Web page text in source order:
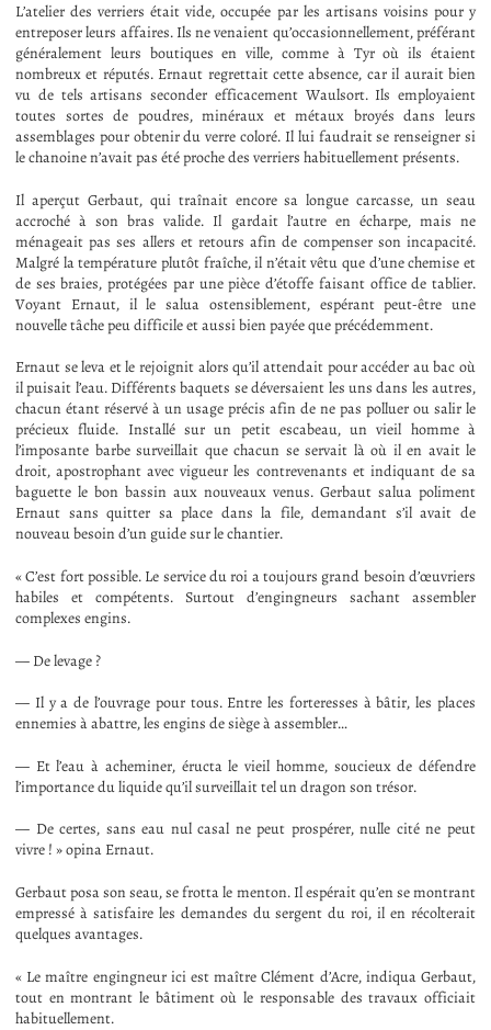
L’atelier des verriers était vide, occupée par les artisans voisins pour y
entreposer leurs affaires. Ils ne venaient qu’occasionnellement, préférant
généralement leurs boutiques en ville, comme à Tyr où ils étaient
nombreux et réputés. Ernaut regrettait cette absence, car il aurait bien
vu de tels artisans seconder efficacement Waulsort. Ils employaient
toutes sortes de poudres, minéraux et métaux broyés dans leurs
assemblages pour obtenir du verre coloré. Il lui faudrait se renseigner si
le chanoine n’avait pas été proche des verriers habituellement présents.
Il aperçut Gerbaut, qui traînait encore sa longue carcasse, un seau
accroché à son bras valide. Il gardait l’autre en écharpe, mais ne
ménageait pas ses allers et retours afin de compenser son incapacité.
Malgré la température plutôt fraîche, il n’était vêtu que d’une chemise et
de ses braies, protégées par une pièce d’étoffe faisant office de tablier.
Voyant Ernaut, il le salua ostensiblement, espérant peut-être une
nouvelle tâche peu difficile et aussi bien payée que précédemment.
Ernaut se leva et le rejoignit alors qu’il attendait pour accéder au bac où
il puisait l’eau. Différents baquets se déversaient les uns dans les autres,
chacun étant réservé à un usage précis afin de ne pas polluer ou salir le
précieux fluide. Installé sur un petit escabeau, un vieil homme à
l’imposante barbe surveillait que chacun se servait là où il en avait le
droit, apostrophant avec vigueur les contrevenants et indiquant de sa
baguette le bon bassin aux nouveaux venus. Gerbaut salua poliment
Ernaut sans quitter sa place dans la file, demandant s’il avait de
nouveau besoin d’un guide sur le chantier.
« C’est fort possible. Le service du roi a toujours grand besoin d’œuvriers
habiles et compétents. Surtout d’engingneurs sachant assembler
complexes engins.
— De levage ?
— Il y a de l’ouvrage pour tous. Entre les forteresses à bâtir, les places
ennemies à abattre, les engins de siège à assembler…
— Et l’eau à acheminer, éructa le vieil homme, soucieux de défendre
l’importance du liquide qu’il surveillait tel un dragon son trésor.
— De certes, sans eau nul casal ne peut prospérer, nulle cité ne peut
vivre ! » opina Ernaut.
Gerbaut posa son seau, se frotta le menton. Il espérait qu’en se montrant
empressé à satisfaire les demandes du sergent du roi, il en récolterait
quelques avantages.
« Le maître engingneur ici est maître Clément d’Acre, indiqua Gerbaut,
tout en montrant le bâtiment où le responsable des travaux officiait
habituellement.